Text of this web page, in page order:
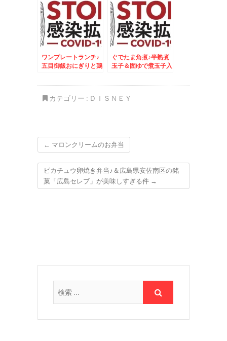
ワンプレートランチ♪
五目御飯おにぎりと鶏
ぐでたま角煮♪半熟煮
玉子＆固ゆで煮玉子入
カテゴリー : ＤＩＳＮＥＹ
← マロンクリームのお弁当
ピカチュウ卵焼き弁当♪＆広島県安佐南区の銘
菓「広島セレブ」が美味しすぎる件 →